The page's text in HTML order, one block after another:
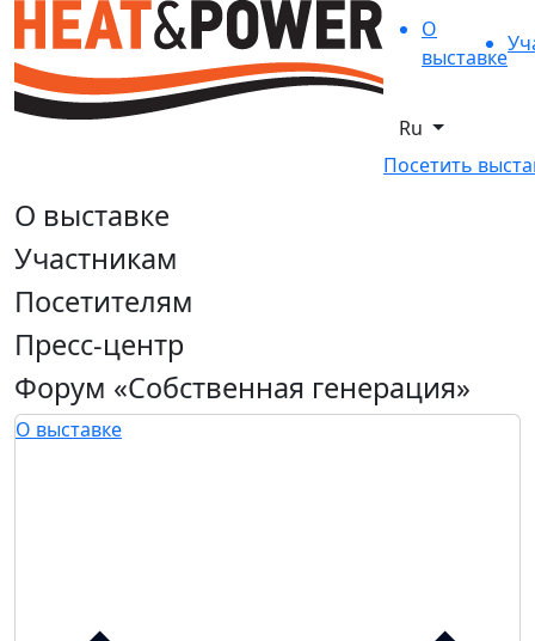
О
выставке
Ru
Посетить
О выставке
Участникам
Посетителям
Пресс-центр
Форум «Собственная генерация»
О выставке